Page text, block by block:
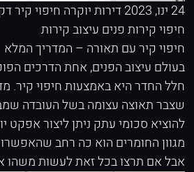
24 ינו, 2023 דירות יוקרה חיפוי קיר
חיפוי קירות פנים עיצוב קירות
חיפוי קיר עם תאורה – המדריך המלא
בעולם עיצוב הפנים, אחת הדרכים
חלל החדר היא באמצעות חיפוי קיר.
שצבר תאוצה עצומה בשל העובדה
להוציא סכומי עתק ניתן ליצור אפקט
מגוון החומרים הוא כה רחב
אבל אם תרצו בכל זאת לעשות משהו